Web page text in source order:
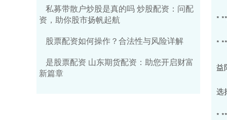
*
*
益
选
*
私募带散户炒股是真的吗 炒股配资：问配
资，助你股市扬帆起航
股票配资如何操作？合法性与风险详解
是股票配资 山东期货配资：助您开启财富
新篇章